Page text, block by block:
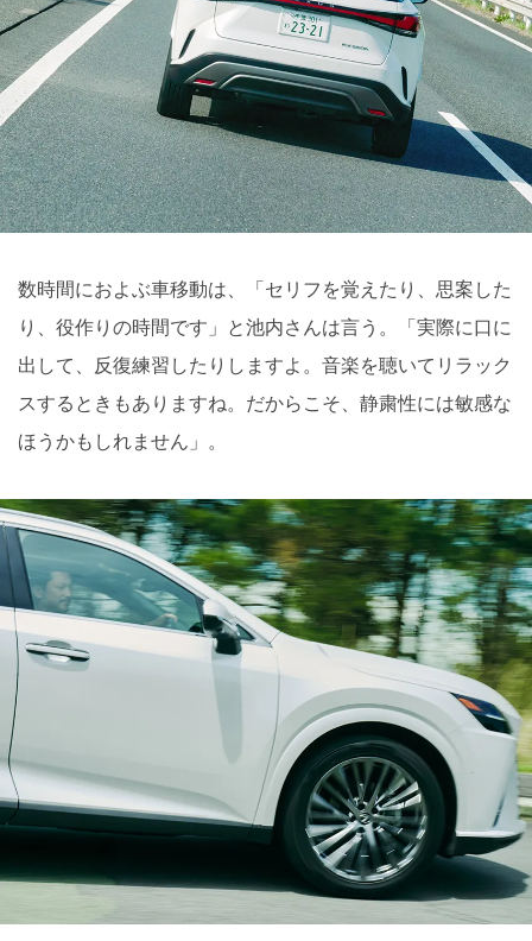
数時間におよぶ車移動は、「セリフを覚えたり、思案した
り、役作りの時間です」と池内さんは言う。「実際に口に
出して、反復練習したりしますよ。音楽を聴いてリラック
スするときもありますね。だからこそ、静粛性には敏感な
ほうかもしれません」。